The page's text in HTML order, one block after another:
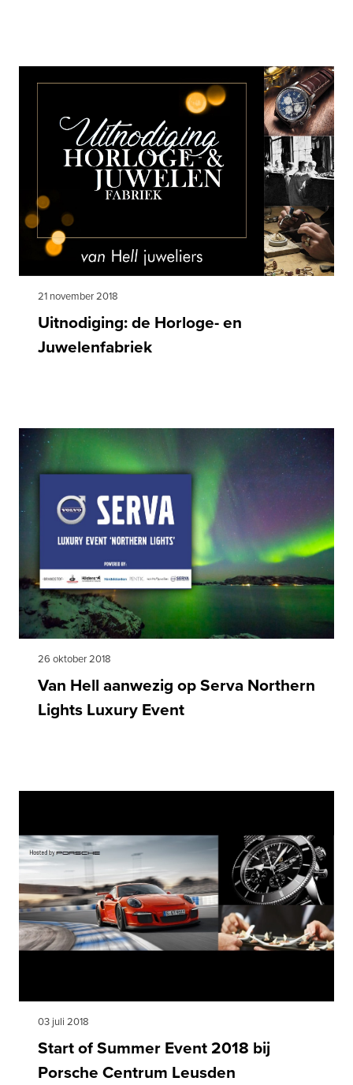
21 november 2018
Uitnodiging: de Horloge- en
Juwelenfabriek
26 oktober 2018
Van Hell aanwezig op Serva Northern
Lights Luxury Event
03 juli 2018
Start of Summer Event 2018 bij
Porsche Centrum Leusden